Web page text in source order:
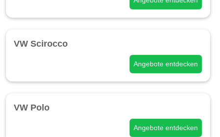
VW Scirocco
Angebote entdecken
VW Polo
Angebote entdecken